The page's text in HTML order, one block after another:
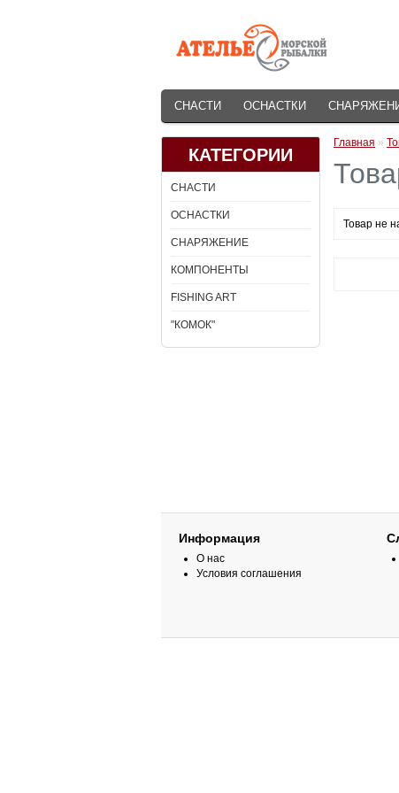
СНАСТИ ОСНАСТКИ
КАТЕГОРИИ
СНАСТИ
ОСНАСТКИ
СНАРЯЖЕНИЕ
КОМПОНЕНТЫ
FISHING ART
"КОМОК"
Главная »
Товар не
Информация
О нас
Условия соглашения